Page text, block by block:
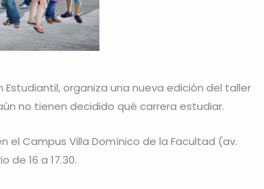
organiza una nueva edición del taller
no tienen decidido qué carrera estudiar.
el Campus Villa Domínico de la Facultad (av.
de 16 a 17.30.